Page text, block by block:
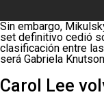
Sin embargo,
set definitivo cedió
clasificación entre
será Gabriela
Carol Lee